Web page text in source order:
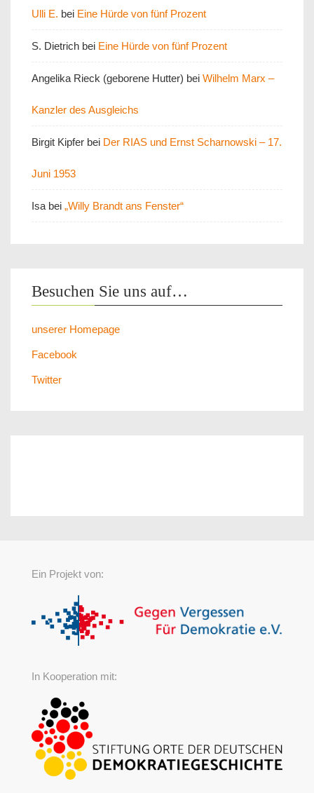
Ulli E. bei Eine Hürde von fünf Prozent
S. Dietrich bei Eine Hürde von fünf Prozent
Angelika Rieck (geborene Hutter) bei Wilhelm Marx –
Kanzler des Ausgleichs
Birgit Kipfer bei Der RIAS und Ernst Scharnowski – 17.
Juni 1953
Isabei „Willy Brandt ans Fenster“
Besuchen Sie uns auf…
unserer Homepage
Facebook
Twitter
Ein Projekt von:
In Kooperation mit: